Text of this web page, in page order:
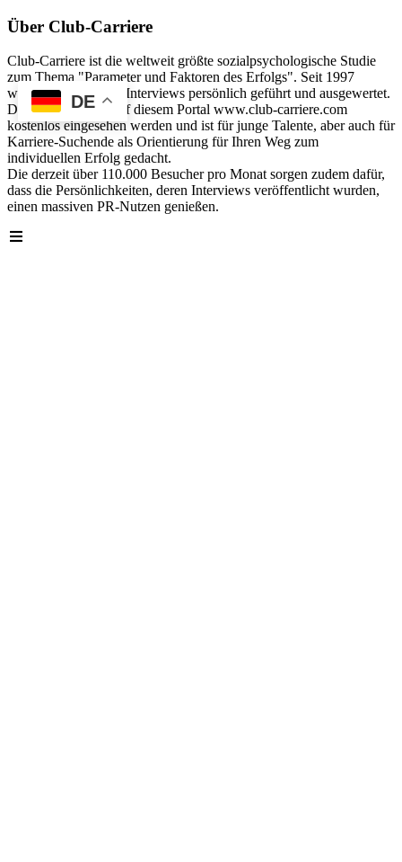
DE
Über Club-Carriere
Club-Carriere ist die weltweit größte sozialpsychologische Studie
zum Thema "Parameter und Faktoren des Erfolgs". Seit 1997
wurden über 40.000 Interviews persönlich geführt und ausgewertet.
Die Analyse kann auf diesem Portal www.club-carriere.com
kostenlos eingesehen werden und ist für junge Talente, aber auch für
Karriere-Suchende als Orientierung für Ihren Weg zum
individuellen Erfolg gedacht.
Die derzeit über 110.000 Besucher pro Monat sorgen zudem dafür,
dass die Persönlichkeiten, deren Interviews veröffentlicht wurden,
einen massiven PR-Nutzen genießen.